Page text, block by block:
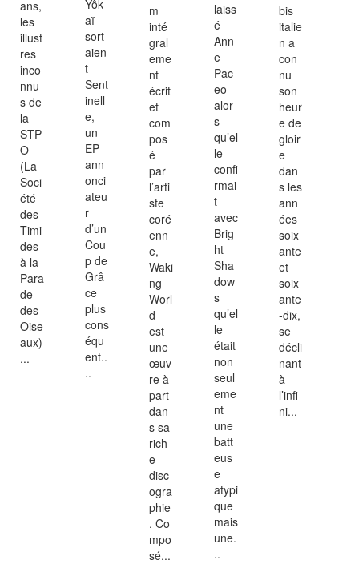
ans,
les
illust
res
inco
nnu
s de
la
STP
O
(La
Soci
été
des
Timi
des
à la
Para
de
des
Oise
aux)
...
Yôk
aï
sort
aien
t
Sent
inell
e,
un
EP
ann
onci
ateu
r
d’un
Cou
p de
Grâ
ce
plus
cons
équ
ent..
..
m
inté
gral
eme
nt
écrit
et
com
pos
é
par
l’arti
ste
coré
enn
e,
Waki
ng
Worl
d
est
une
œuv
re à
part
dan
s sa
rich
e
disc
ogra
phie
. Co
mpo
sé...
laiss
é
Ann
e
Pac
eo
alor
s
qu’el
le
confi
rmai
t
avec
Brig
ht
Sha
dow
s
qu’el
le
était
non
seul
eme
nt
une
batt
eus
e
atypi
que
mais
une.
..
bis
italie
n a
con
nu
son
heur
e de
gloir
e
dan
s les
ann
ées
soix
ante
et
soix
ante
-dix,
se
décli
nant
à
l’infi
ni...